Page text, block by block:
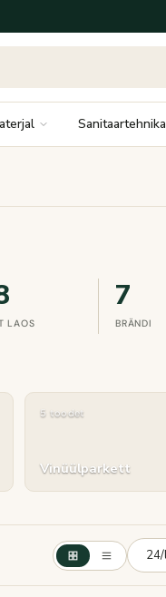
Sanitaartehnika
LAOS
7
BRÄNDI
5 toodet
Vinüülparkett